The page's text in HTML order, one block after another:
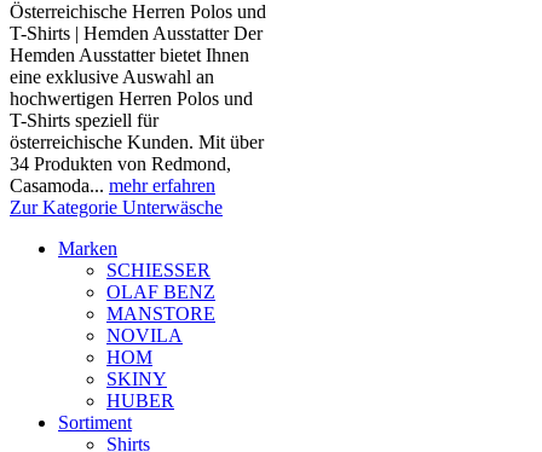
Österreichische Herren Polos und
T-Shirts | Hemden Ausstatter Der
Hemden Ausstatter bietet Ihnen
eine exklusive Auswahl an
hochwertigen Herren Polos und
T-Shirts speziell für
österreichische Kunden. Mit über
34 Produkten von Redmond,
Casamoda... mehr erfahren
Zur Kategorie Unterwäsche
Marken
SCHIESSER
OLAF BENZ
MANSTORE
NOVILA
HOM
SKINY
HUBER
Sortiment
Shirts